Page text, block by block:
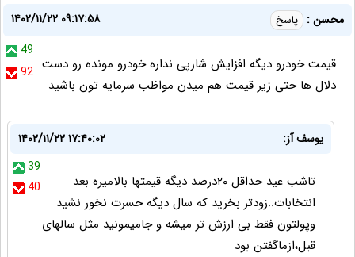
محسن : پاسخ
۱۴۰۲/۱۱/۲۲ ۰۹:۱۷:۵۸
49
92 قیمت خودرو دیگه افزایش شارپی نداره خودرو مونده رو دست
دلال ها حتی زیر قیمت هم میدن مواظب سرمایه تون باشید
یوسف آز:
۱۴۰۲/۱۱/۲۲ ۱۷:۴۰:۰۲
39
40
تاشب عید حداقل ۲۰درصد دیگه قیمتها بالامیره بعد
انتخابات..زودتر بخرید که سال دیگه حسرت نخور نشید
وپولتون فقط بی ارزش تر میشه و جامیمونید مثل سالهای
قبل،ازماگفتن بود